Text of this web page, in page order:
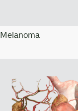
Melanoma